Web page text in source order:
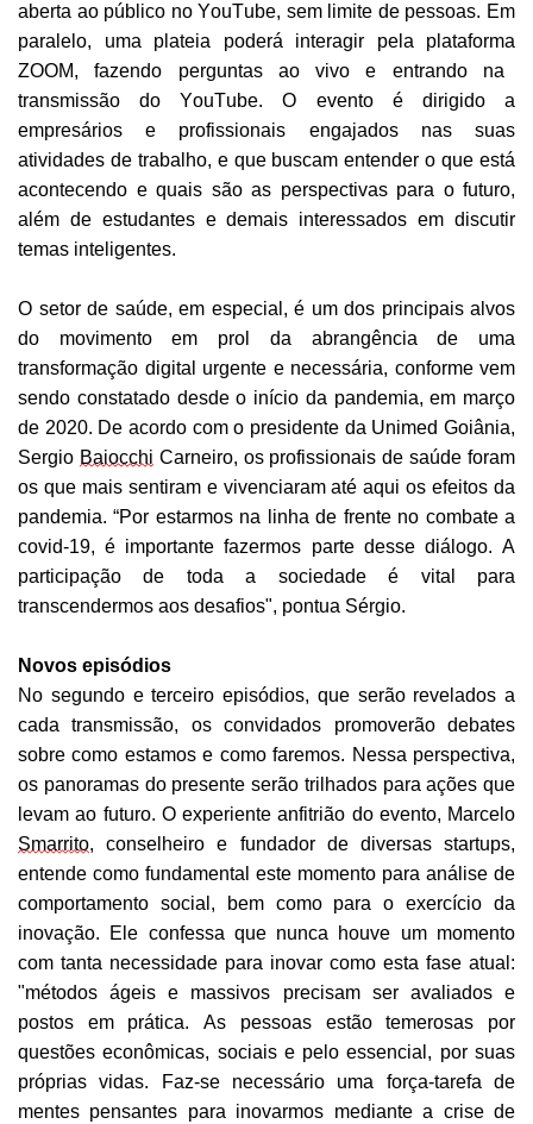
aberta ao público noYouTube, sem limite de pessoas. Em
paralelo, uma plateia poderá interagir pela plataforma
ZOOM, fazendo perguntas ao vivo e entrando na
transmissão doYouTube.O evento é dirigido a
empresários e profissionais engajados nas suas
atividades de trabalho, e que buscam entender o que está
acontecendo e quais são as perspectivas para o futuro,
além de estudantes e demais interessados em discutir
temas inteligentes.
O setor de saúde, em especial, é um dos principais alvos
do movimento em prol da abrangência de uma
transformação digital urgente e necessária, conforme vem
sendo constatado desde o início da pandemia, em março
de 2020. De acordo com o presidente da Unimed Goiânia,
Sergio Baiocchi Carneiro, os profissionais de saúde foram
os que mais sentiram e vivenciaram até aqui os efeitos da
pandemia.“Por estarmos na linha de frente no combate a
covid-19, é importantefazermos parte dessediálogo. A
participação de toda a sociedade é vital para
transcendermos aos desafios", pontua Sérgio.
Novos episódios
No segundo e terceiro episódios, que serão revelados a
cada transmissão, os convidados promoverão debates
sobre como estamos e como faremos. Nessa perspectiva,
os panoramas do presente serão trilhados para ações que
levam ao futuro. O experiente anfitrião do evento, Marcelo
Smarrito, conselheiro e fundador de diversas startups,
entende como fundamental este momento para análise de
comportamento social, bem como
para o exercício da
inovação. Ele confessa que nunca houve um momento
com tanta necessidade para inovar como esta fase atual:
"métodos ágeis e massivos precisam ser avaliados e
postos em prática. As pessoas estão temerosas por
questões econômicas, sociais e pelo essencial, por suas
próprias vidas. Faz-se necessário uma força-tarefa de
mentes pensantes para inovarmos mediante a crise de